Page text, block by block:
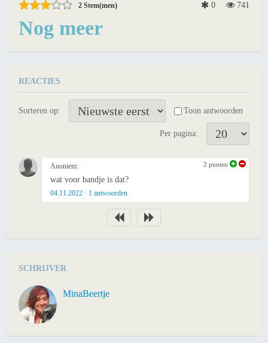
2 Stem(men) 0 741
Nog meer
REACTIES
Sorteren op: Toon antwoorden
Per pagina:
Anoniem:
wat voor bandje is dat?
04.11.2022 1 antwoorden
2 punten
SCHRIJVER
MinaBeertje